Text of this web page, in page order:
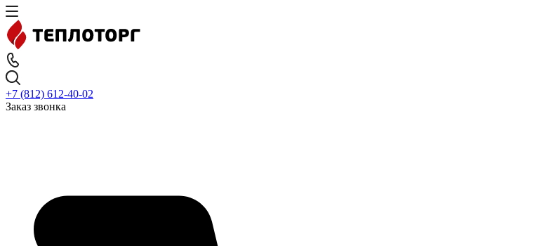
+7 (812) 612-40-02
Заказ звонка